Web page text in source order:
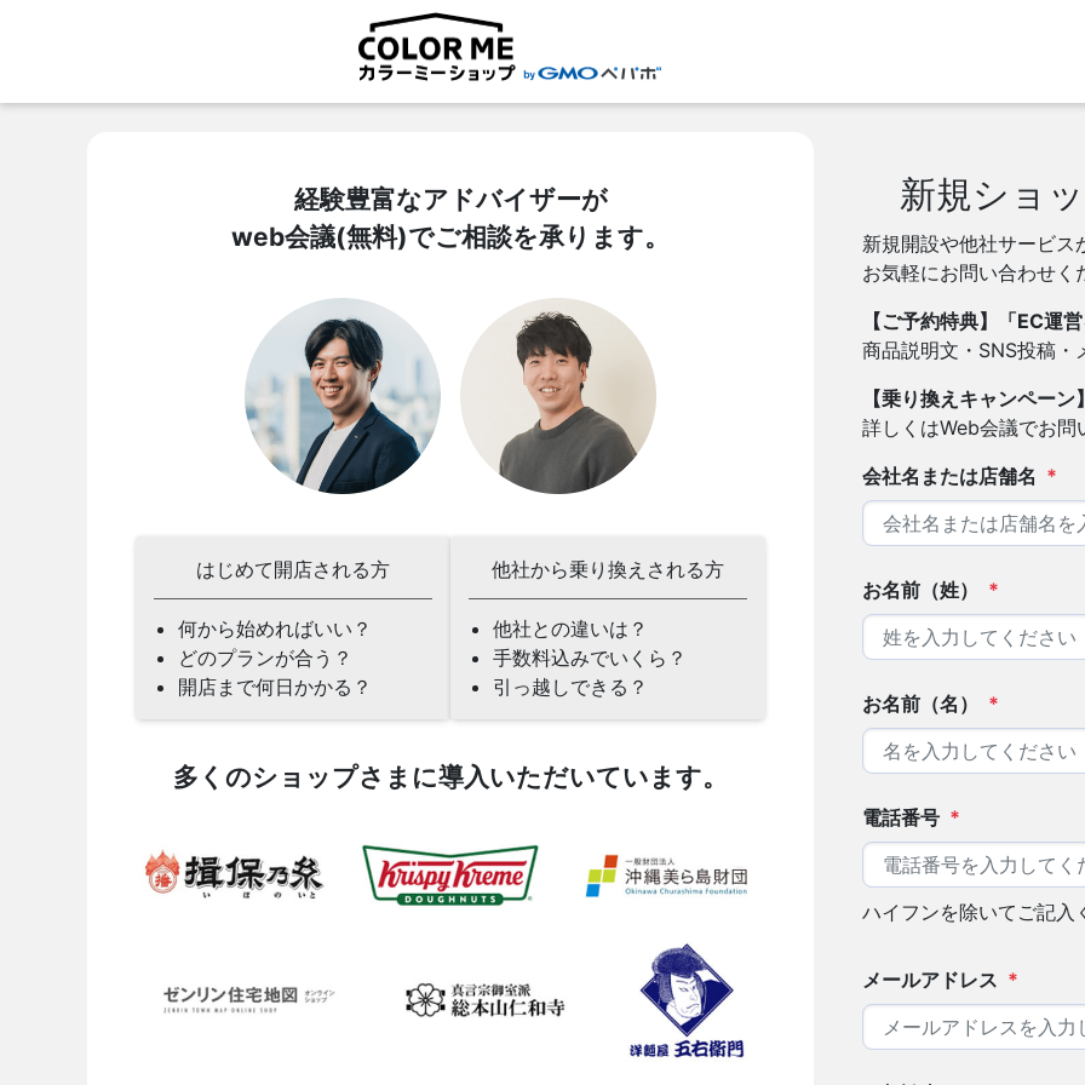
経験豊富なアドバイザーが
web会議(無料)でご相談を承ります。
はじめて開店される方
何から始めればいい？
どのプランが合う？
開店まで何日かかる？
他社から乗り換えされる方
他社との違いは？
手数料込みでいくら？
引っ越しできる？
多くのショップさまに導入いただいています。
新規ショ
新規開設や他社サービ
お気軽にお問い合わせく
【ご予約特典】「EC運
商品説明文・SNS投稿・
【乗り換えキャンペー
詳しくはWeb会議でお問
会社名または店舗名 *
お名前（姓） *
お名前（名） *
電話番号 *
ハイフンを除いてご記入
メールアドレス *